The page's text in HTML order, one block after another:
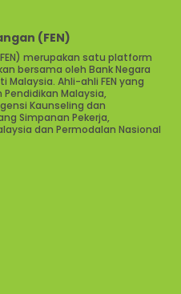
(FEN)
merupakan satu platform
bersama oleh Bank Negara
Malaysia. Ahli-ahli FEN yang
Malaysia,
Kaunseling dan
Simpanan Pekerja,
dan Permodalan Nasional